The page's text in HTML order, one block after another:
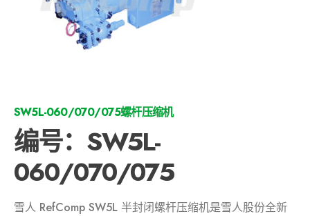
SW5L-060/070/075螺杆压缩机
编号：SW5L-
060/070/075
雪人 RefComp SW5L 半封闭螺杆压缩机是雪人股份全新